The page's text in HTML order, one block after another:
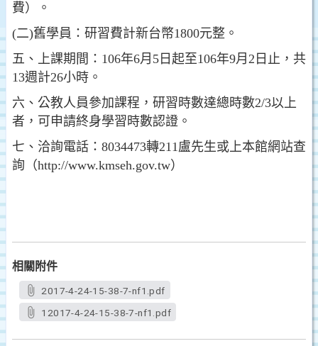
費）。
(二)舊學員：研習費計新台幣1800元整。
五、上課期間：106年6月5日起至106年9月2日止，共
13週計26小時。
六、公教人員參加課程，研習時數達總時數2/3以上
者，可申請終身學習時數認證。
七、洽詢電話：8034473轉211盧先生或上本館網站查
詢（http://www.kmseh.gov.tw）
相關附件
2017-4-24-15-38-7-nf1.pdf
12017-4-24-15-38-7-nf1.pdf